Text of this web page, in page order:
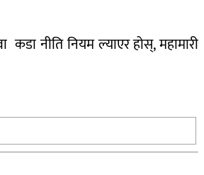
नीति नियम ल्याएर होस्, महामारी